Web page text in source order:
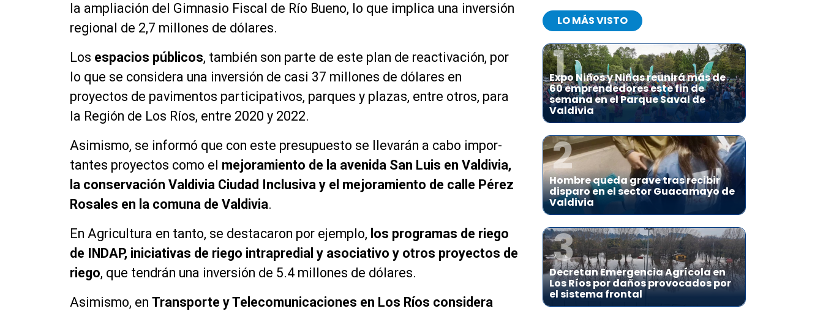
la ampliación del Gimnasio Fiscal de Río Bueno, lo que implica una inversión
regional de 2,7 millones de dólares.
Los espacios públicos, también son parte de este plan de reactivación, por
lo que se considera una inversión de casi 37 millones de dólares en
proyectos de pavimentos participativos, parques y plazas, entre otros, para
la Región de Los Ríos, entre 2020 y 2022.
Asimismo, se informó que con este presupuesto se llevarán a cabo impor­
tantes proyectos como el mejoramiento de la avenida San Luis en Valdivia,
la con­servación Valdivia Ciudad Inclusiva y el mejoramiento de calle Pérez
Rosales en la comuna de Valdivia.
En Agricultura en tanto, se destacaron por ejemplo, los programas de riego
de INDAP, iniciativas de riego intrapredial y asociativo y otros proyec­tos de
riego, que tendrán una inversión de 5.4 millones de dólares.
Asimismo, en Transporte y Telecomunicaciones en Los Ríos considera
LO MÁS VISTO
1
Expo Niños y Niñas reunirá más de
60 emprendedores este fin de
semana en el Parque Saval de
Valdivia
2
Hombre queda grave tras recibir
disparo en el sector Guacamayo de
Valdivia
3
Decretan Emergencia Agrícola en
Los Ríos por daños provocados por
el sistema frontal